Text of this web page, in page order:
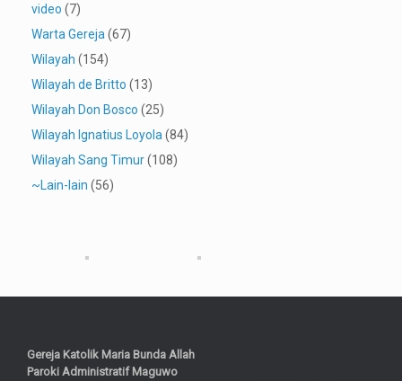
video (7)
Warta Gereja (67)
Wilayah (154)
Wilayah de Britto (13)
Wilayah Don Bosco (25)
Wilayah Ignatius Loyola (84)
Wilayah Sang Timur(108)
~Lain-lain (56)
Gereja Katolik Maria Bunda Allah
Paroki Administratif Maguwo